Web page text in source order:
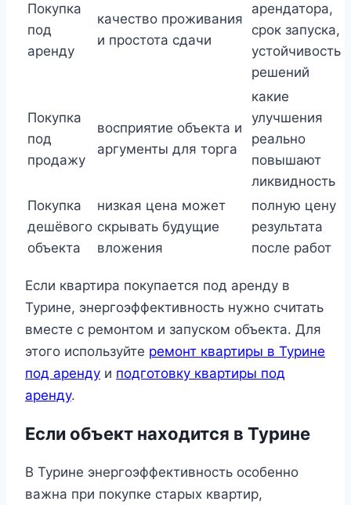
Покупка
под
аренду
качество проживания
и простота сдачи
арендатора,
срок запуска,
устойчивость
решений
Покупка
под
продажу
восприятие объекта и
аргументы для торга
какие
улучшения
реально
повышают
ликвидность
Покупка
дешёвого
объекта
низкая цена может
скрывать будущие
вложения
полную цену
результата
после работ
Если квартира покупается под аренду в
Турине, энергоэффективность нужно считать
вместе с ремонтом и запуском объекта. Для
этого используйте ремонт квартиры в Турине
под аренду и подготовку квартиры под
аренду.
Если объект находится в Турине
В Турине энергоэффективность особенно
важна при покупке старых квартир,